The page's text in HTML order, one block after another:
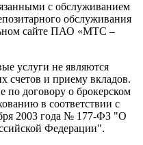
с обслуживанием
обслуживания
сайте ПАО «МТС –
услуги не являются
счетов и приему вкладов.
по договору о брокерском
в соответствии с
2003 года № 177-ФЗ "О
Федерации".